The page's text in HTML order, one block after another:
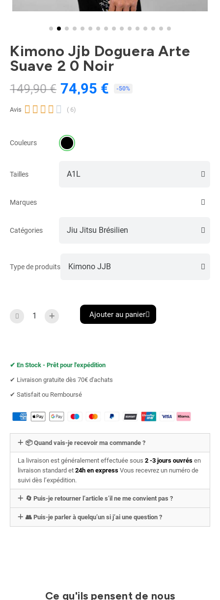
Kimono Jjb Doguera Arte
Suave 2 0 Noir
149,90 € 74,95 € -50%
Avis      ( 6)
Couleurs
Tailles
Marques
Catégories
Type de produits
Ajouter au panier
✔︎ En Stock - Prêt pour l'expédition
✔︎ Livraison gratuite dès 70€ d'achats
✔︎ Satisfait ou Remboursé
📦 Quand vais-je recevoir ma commande ?
La livraison est généralement effectuée sous 2 -3 jours ouvrés en
livraison standard et 24h en express Vous recevrez un numéro de
suivi dès l’expédition.
🔄 Puis-je retourner l’article s’il ne me convient pas ?
👥 Puis-je parler à quelqu’un si j’ai une question ?
Ce qu'ils pensent de nous